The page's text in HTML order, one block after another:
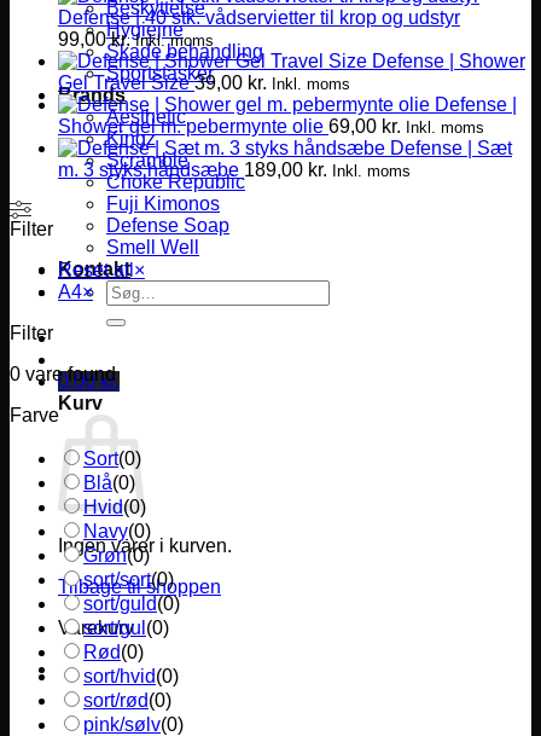
Beskyttelse
Hygiejne
Skade behandling
Sportstasker
Brands
Aesthetic
Kingz
Scramble
Choke Republic
Fuji Kimonos
Defense Soap
Smell Well
Kontakt
Søg
efter:
0,00 kr.
Kurv
Ingen varer i kurven.
Tilbage til shoppen
Varekurv
Defense | 40 stk. vådservietter til krop og udstyr
99,00kr. Inkl. moms
Defense | Shower
Gel Travel Size 39,00 kr. Inkl. moms
Defense |
Shower gel m. pebermynte olie 69,00 kr. Inkl. moms
Defense | Sæt
m. 3 styks håndsæbe 189,00 kr. Inkl. moms
Filter
Reset all ×
A4×
Filter
0 vare found
Farve
Sort(0)
Blå(0)
Hvid(0)
Navy(0)
Grøn(0)
sort/sort(0)
sort/guld(0)
sort/gul (0)
Rød(0)
sort/hvid(0)
sort/rød(0)
pink/sølv(0)